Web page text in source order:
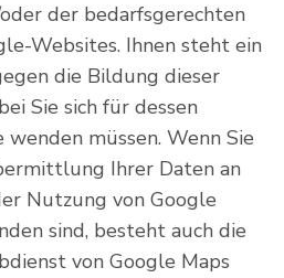
der bedarfsgerechten
Websites. Ihnen steht ein
die Bildung dieser
Sie sich für dessen
müssen. Wenn Sie
Ihrer Daten an
Nutzung von Google
sind, besteht auch die
von Google Maps